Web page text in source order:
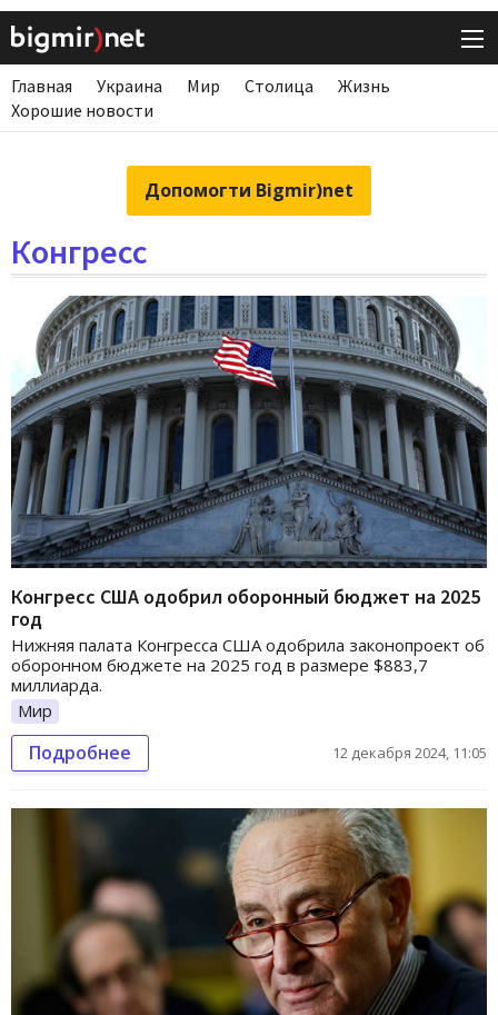
Главная Украина Мир Столица
Жизнь
Хорошие новости
Допомогти Bigmir)net
Конгресс
Конгресс США одобрил оборонный бюджет на 2025
год
Нижняя палата Конгресса США одобрила законопроект об
оборонном бюджете на 2025 год в размере $883,7
миллиарда.
Мир
Подробнее 12 декабря 2024, 11:05